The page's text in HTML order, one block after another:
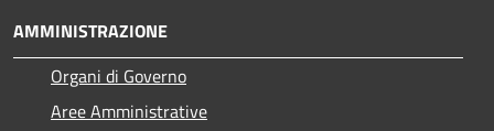
AMMINISTRAZIONE
Organi di Governo
Aree Amministrative